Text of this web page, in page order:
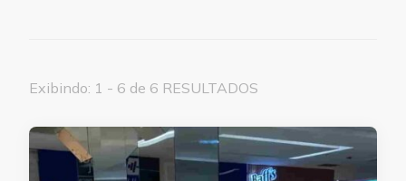
Exibindo: 1 - 6 de 6 RESULTADOS